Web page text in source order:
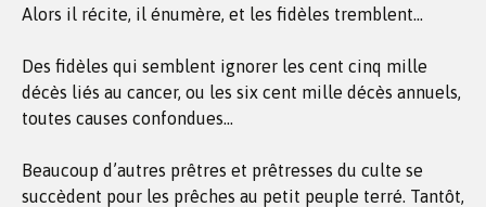
Alors il récite, il énumère, et les fidèles tremblent…
Des fidèles qui semblent ignorer les cent cinq mille
décès liés au cancer, ou les six cent mille décès annuels,
toutes causes confondues…
Beaucoup d’autres prêtres et prêtresses du culte se
succèdent pour les prêches au petit peuple terré. Tantôt,